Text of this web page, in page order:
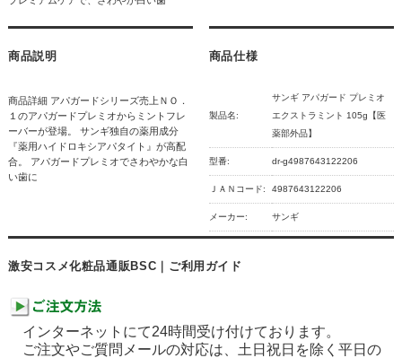
商品説明
商品詳細 アパガードシリーズ売上ＮＯ．
１のアパガードプレミオからミントフレ
ーバーが登場。 サンギ独自の薬用成分
『薬用ハイドロキシアパタイト』が高配
合。 アパガードプレミオでさわやかな白
い歯に
商品仕様
製品名:
サンギ アパガード プレミオ
エクストラミント 105g【医
薬部外品】
型番: dr-g4987643122206
ＪＡＮコード: 4987643122206
メーカー: サンギ
激安コスメ化粧品通販BSC｜ご利用ガイド
インターネットにて24時間受け付けております。
ご注文やご質問メールの対応は、土日祝日を除く平日の